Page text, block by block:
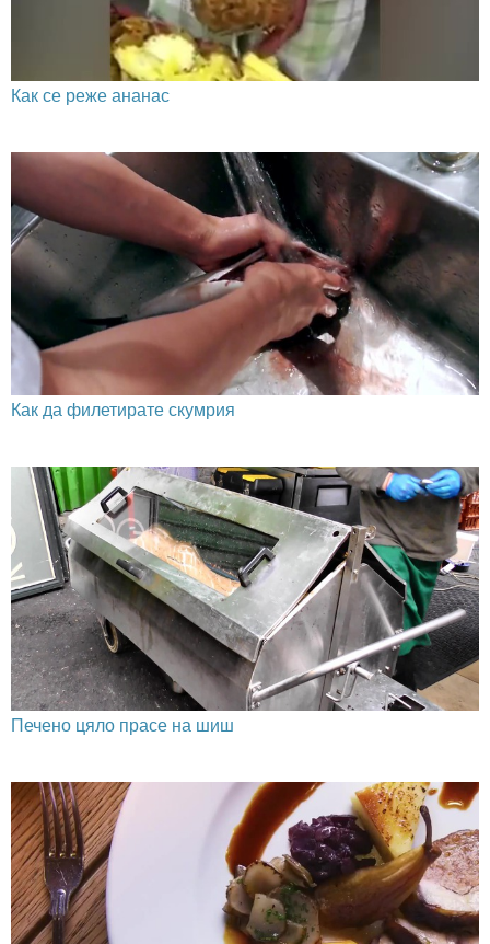
Как се реже ананас
Как да филетирате скумрия
Печено цяло прасе на шиш